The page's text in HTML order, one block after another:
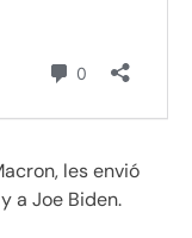
les envió
a Joe Biden.